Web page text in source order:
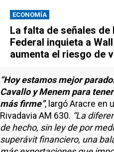
ECONOMÍA
La falta de señales de
Federal inquieta a
aumenta el riesgo de
“Hoy estamos mejor
Cavallo y Menem para
más firme”, largó Aracre en
Rivadavia AM 630. “La
de hecho, sin ley de por
superávit financiero, una